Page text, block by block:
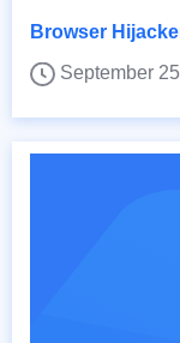
Browser
September